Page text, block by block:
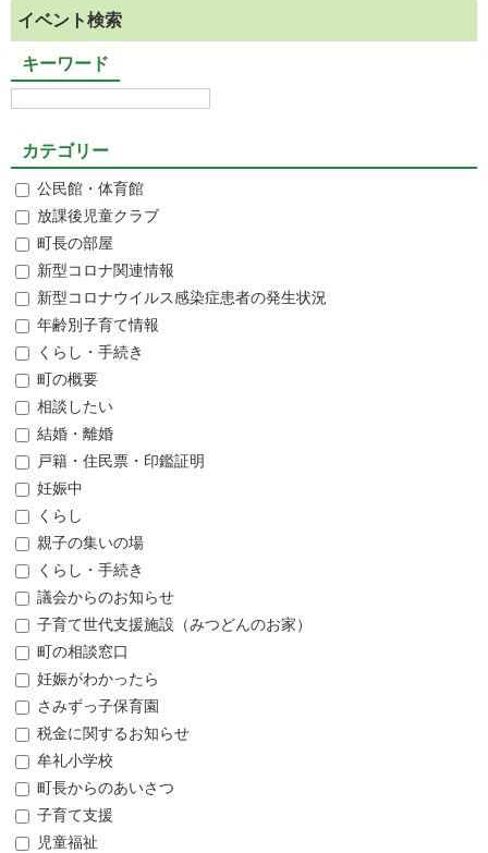
イベント検索
キーワード
カテゴリー
公民館・体育館
放課後児童クラブ
町長の部屋
新型コロナ関連情報
新型コロナウイルス感染症患者の発生状況
年齢別子育て情報
くらし・手続き
町の概要
相談したい
結婚・離婚
戸籍・住民票・印鑑証明
妊娠中
くらし
親子の集いの場
くらし・手続き
議会からのお知らせ
子育て世代支援施設（みつどんのお家）
町の相談窓口
妊娠がわかったら
さみずっ子保育園
税金に関するお知らせ
牟礼小学校
町長からのあいさつ
子育て支援
児童福祉